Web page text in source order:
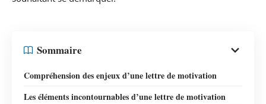
Sommaire
Compréhension des enjeux d’une lettre de motivation
Les éléments incontournables d’une lettre de motivation